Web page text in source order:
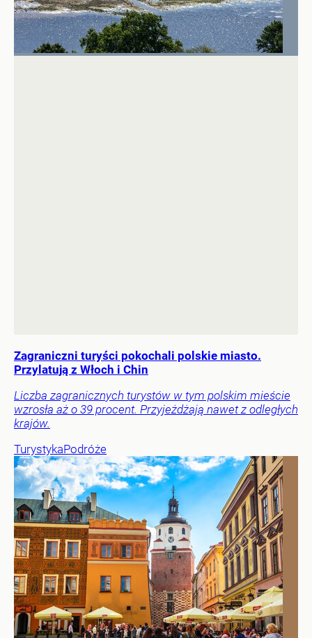
Zagraniczni turyści pokochali polskie miasto.
Przylatują z Włoch i Chin
Liczba zagranicznych turystów w tym polskim mieście
wzrosła aż o 39 procent. Przyjeżdżają nawet z odległych
krajów.
TurystykaPodróże